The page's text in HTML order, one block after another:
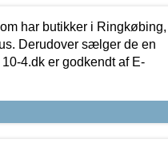
har butikker i Ringkøbing,
Derudover sælger de en
4.dk er godkendt af E-